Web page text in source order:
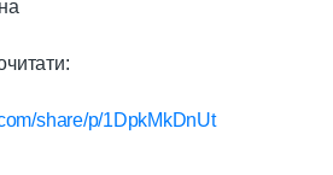
share/p/1DpkMkDnUt